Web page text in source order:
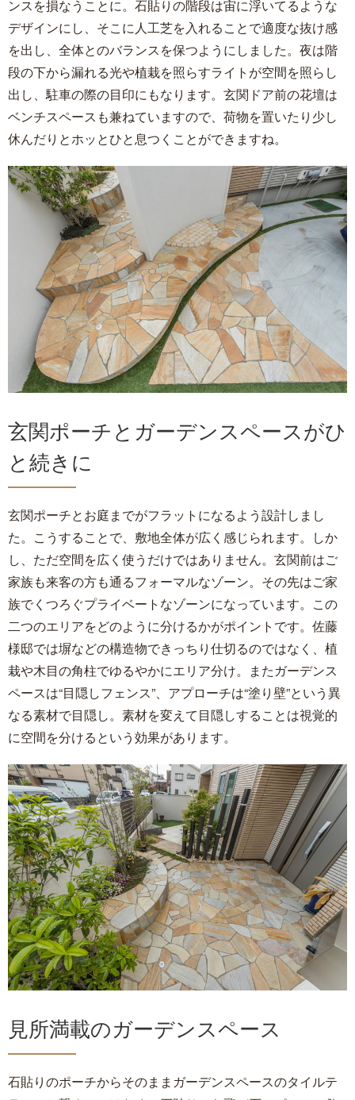
ンスを損なうことに。石貼りの階段は宙に浮いてるような
デザインにし、そこに人工芝を入れることで適度な抜け感
を出し、全体とのバランスを保つようにしました。夜は階
段の下から漏れる光や植栽を照らすライトが空間を照らし
出し、駐車の際の目印にもなります。玄関ドア前の花壇は
ベンチスペースも兼ねていますので、荷物を置いたり少し
休んだりとホッとひと息つくことができますね。
玄関ポーチとガーデンスペースがひ
と続きに
玄関ポーチとお庭までがフラットになるよう設計しまし
た。こうすることで、敷地全体が広く感じられます。しか
し、ただ空間を広く使うだけではありません。玄関前はご
家族も来客の方も通るフォーマルなゾーン。その先はご家
族でくつろぐプライベートなゾーンになっています。この
二つのエリアをどのように分けるかがポイントです。佐藤
様邸では塀などの構造物できっちり仕切るのではなく、植
栽や木目の角柱でゆるやかにエリア分け。またガーデンス
ペースは“目隠しフェンス”、アプローチは“塗り壁”という異
なる素材で目隠し。素材を変えて目隠しすることは視覚的
に空間を分けるという効果があります。
見所満載のガーデンスペース
石貼りのポーチからそのままガーデンスペースのタイルテ